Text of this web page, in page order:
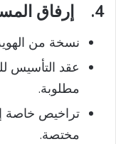
4. إرفاق
نسخة من
عقد التأسيس
مطلوبة.
تراخيص خاصة
مختصة.